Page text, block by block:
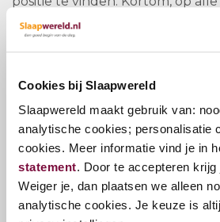
Cookies bij Slaapwereld
Slaapwereld maakt gebruik van:
analytische cookies; personalisatie
cookies. Meer informatie vind je in
statement. Door te accepteren
Weiger je, dan plaatsen we alleen
analytische cookies. Je keuze is
genot om vele uurtjes in bed
Beddenwinkels in Regio
boxspring. We hebben een
samengestelde selectie van
zoals; Pullman, Eastborn en
wij de beste kwaliteit tegen de
Onze slaapexperts staan voor